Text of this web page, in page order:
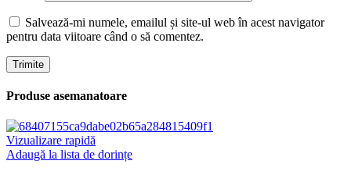
Salvează-mi numele, emailul și site-ul web în acest navigator
pentru data viitoare când o să comentez.
Produse asemanatoare
Vizualizare rapidă
Adaugă la lista de dorințe